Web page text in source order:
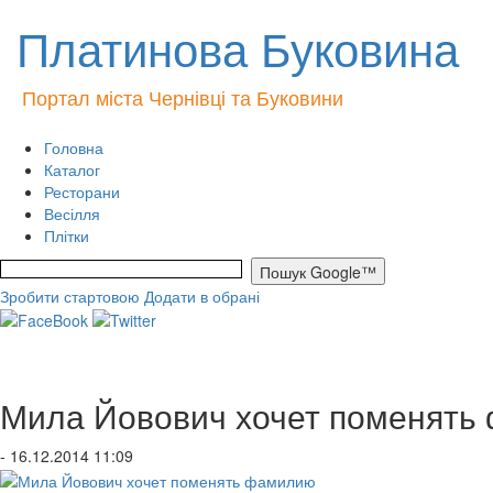
Платинова Буковина
Портал міста Чернівці та Буковини
Головна
Каталог
Ресторани
Весілля
Плітки
Зробити стартовою Додати в обрані
Мила Йовович хочет
- 16.12.2014 11:09